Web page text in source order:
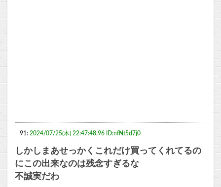
91: 2024/07/25(木) 22:47:48.96 ID:nfNt5d7j0
しかしまあせっかくこれだけ買ってくれてるの
にこの出来なのは残念すぎるな
不誠実だわ